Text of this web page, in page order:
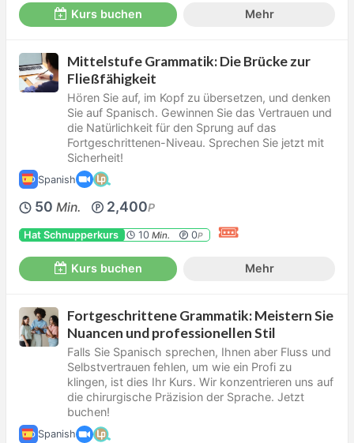
Kurs buchen Mehr
Mittelstufe Grammatik: Die Brücke zur
Fließfähigkeit
Hören Sie auf, im Kopf zu übersetzen, und denken
Sie auf Spanisch. Gewinnen Sie das Vertrauen und
die Natürlichkeit für den Sprung auf das
Fortgeschrittenen-Niveau. Sprechen Sie jetzt mit
Sicherheit!
Spanish
50 Min. 2,400P
Hat Schnupperkurs 10 Min. 0P
Kurs buchen Mehr
Fortgeschrittene Grammatik: Meistern Sie
Nuancen und professionellen Stil
Falls Sie Spanisch sprechen, Ihnen aber Fluss und
Selbstvertrauen fehlen, um wie ein Profi zu
klingen, ist dies Ihr Kurs. Wir konzentrieren uns auf
die chirurgische Präzision der Sprache. Jetzt
buchen!
Spanish